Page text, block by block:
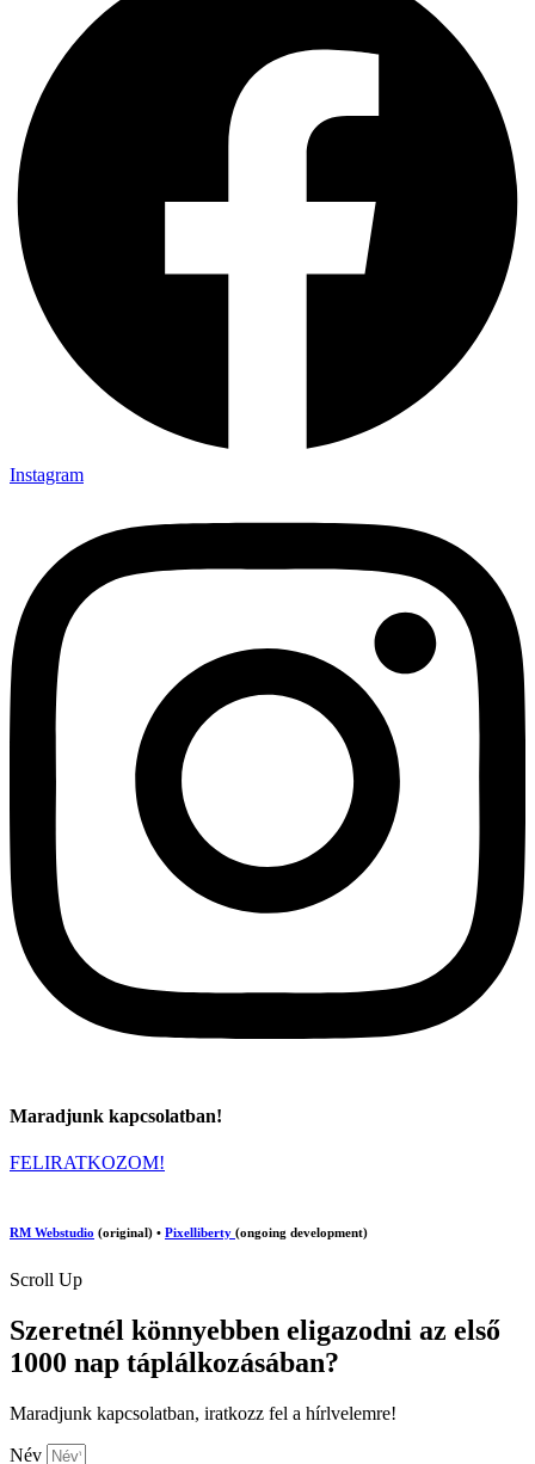
Instagram
Maradjunk kapcsolatban!
FELIRATKOZOM!
RM Webstudio (original) • Pixelliberty (ongoing development)
Scroll Up
Szeretnél könnyebben eligazodni az első
1000 nap táplálkozásában?
Maradjunk kapcsolatban, iratkozz fel a hírlvelemre!
Név